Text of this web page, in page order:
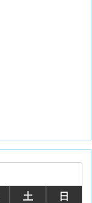
土
日